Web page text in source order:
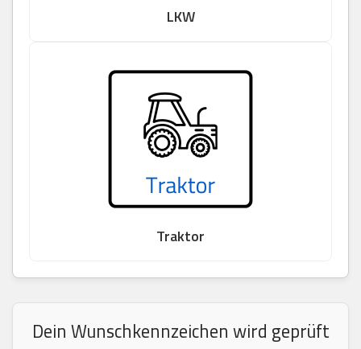
LKW
Traktor
Dein Wunschkennzeichen wird geprüft